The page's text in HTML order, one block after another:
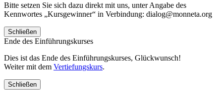
Bitte setzen Sie sich dazu direkt mit uns, unter Angabe des
Kennwortes „Kursgewinner“ in Verbindung: dialog@monneta.org
Schließen
Ende des Einführungskurses
Dies ist das Ende des Einführungskurses, Glückwunsch!
Weiter mit dem Vertiefungskurs.
Schließen